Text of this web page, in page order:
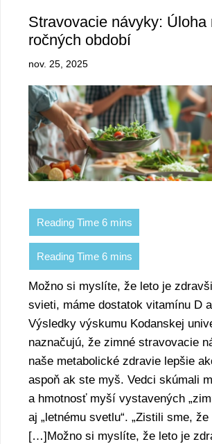
Stravovacie návyky: Úloha
ročných období
nov. 25, 2025
Možno si myslíte, že leto je
svieti, máme dostatok vitamínu D
Výsledky výskumu Kodanskej
naznačujú, že zimné stravovacie
naše metabolické zdravie lepšie
aspoň ak ste myš. Vedci skúmali
a hmotnosť myší vystavených
aj „letnému svetlu“. „Zistili sme,
[…]Možno si myslíte, že leto je